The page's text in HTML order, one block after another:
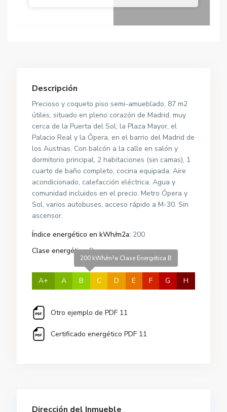
Descripción
Precioso y coqueto piso semi-amueblado, 87 m2
útiles, situado en pleno corazón de Madrid, muy
cerca de la Puerta del Sol, la Plaza Mayor, el
Palacio Real y la Ópera, en el barrio del Madrid de
los Austrias. Con balcón a la calle en salón y
dormitorio principal, 2 habitaciones (sin camas), 1
cuarto de baño completo, cocina equipada. Aire
acondicionado, calefacción eléctrica. Agua y
comunidad incluidos en el precio. Metro Ópera y
Sol, varios autobuses, acceso rápido a M-30. Sin
ascensor.
Índice energético en kWh/m2a: 200
Clase energética:B
A+ A
200 kWh/m²a Clase Energética B
B C D E F G H
Otro ejemplo de PDF 11
Certificado energético PDF 11
Dirección del Inmueble